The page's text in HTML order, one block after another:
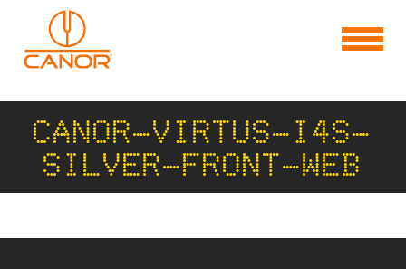
CANOR-VIRTUS-I4S-
SILVER-FRONT-WEB